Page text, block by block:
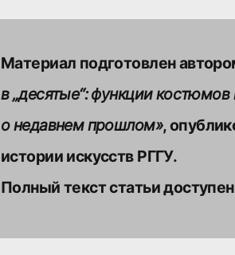
Материал подготовлен
в „десятые“: функции
о недавнем прошлом»,
Полный текст статьи доступен